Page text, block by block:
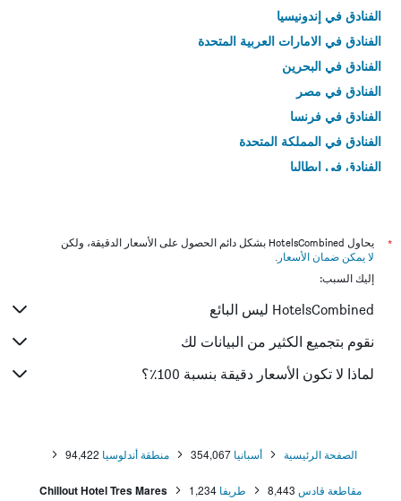
الفنادق في إندونيسيا
الفنادق في الامارات العربية المتحدة
الفنادق في البحرين
الفنادق في مصر
الفنادق في فرنسا
الفنادق في المملكة المتحدة
الفنادق في إيطاليا
*
يحاول HotelsCombined بشكل دائم الحصول على الأسعار الدقيقة، ولكن
لا يمكن ضمان الأسعار .
إليك السبب:
HotelsCombined ليس البائع
نقوم بتجميع الكثير من البيانات لك
لماذا لا تكون الأسعار دقيقة بنسبة 100٪؟
الصفحة الرئيسية أسبانيا 354,067 منطقة أندلوسيا 94,422
مقاطعة قادس 8,443 طريفا 1,234
Chillout Hotel Tres Mares